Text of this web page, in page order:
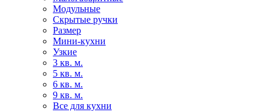
Модульные
Скрытые ручки
Размер
Мини-кухни
Узкие
3 кв. м.
5 кв. м.
6 кв. м.
9 кв. м.
Все для кухни